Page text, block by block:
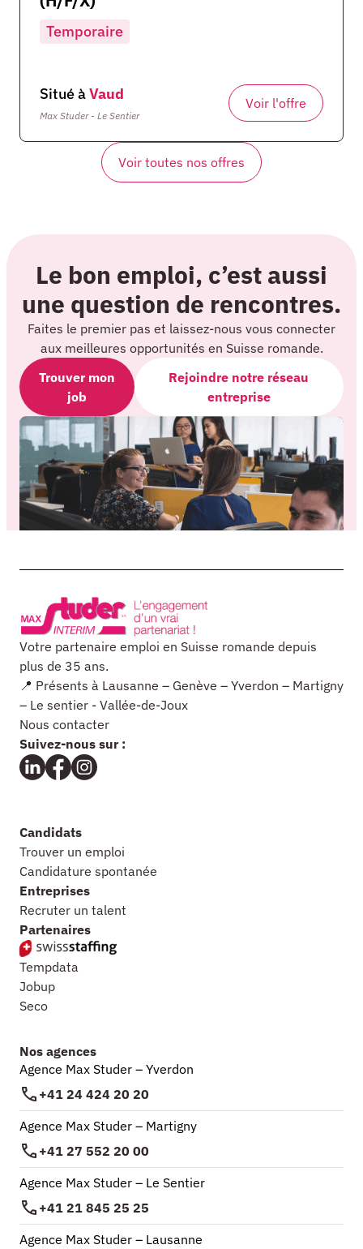
Temporaire
Situé àVaud
Max Studer - Le Sentier
Voir l'offre
Voir toutes nos offres
Le bon emploi, c’est aussi
une question de rencontres.
Faites le premier pas et laissez-nous vous connecter
aux meilleures opportunités en Suisse romande.
Trouver mon
job
Rejoindre notre réseau
entreprise
Votre partenaire emploi en Suisse romande depuis
plus de 35 ans.
📍 Présents à Lausanne – Genève – Yverdon – Martigny
– Le sentier - Vallée-de-Joux
Nous contacter
Suivez-nous sur :
Candidats
Trouver un emploi
Candidature spontanée
Entreprises
Recruter un talent
Partenaires
Tempdata
Jobup
Seco
Nos agences
Agence Max Studer – Yverdon
+41 24 424 20 20
Agence Max Studer – Martigny
+41 27 552 20 00
Agence Max Studer – Le Sentier
+41 21 845 25 25
Agence Max Studer – Lausanne